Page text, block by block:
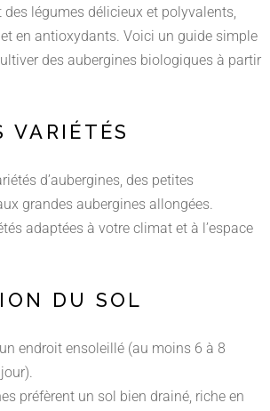
des légumes délicieux et polyvalents,
en antioxydants. Voici un guide simple
des aubergines biologiques à partir
VARIÉTÉS
d’aubergines, des petites
grandes aubergines allongées.
adaptées à votre climat et à l’espace
DU SOL
endroit ensoleillé (au moins 6 à 8
préfèrent un sol bien drainé, riche en